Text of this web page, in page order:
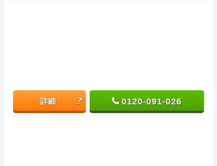
詳細 0120-091-026